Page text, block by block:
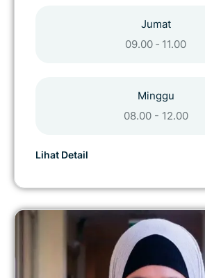
Jumat
09.00 ‑ 11.00
Minggu
08.00 - 12.00
Lihat Detail